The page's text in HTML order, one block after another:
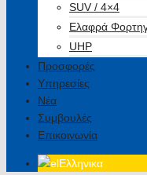
SUV / 4×4
Ελαφρά
UHP
Προσφορές
Υπηρεσίες
Νέα
Συμβουλές
Επικοινωνία
Ελληνικα